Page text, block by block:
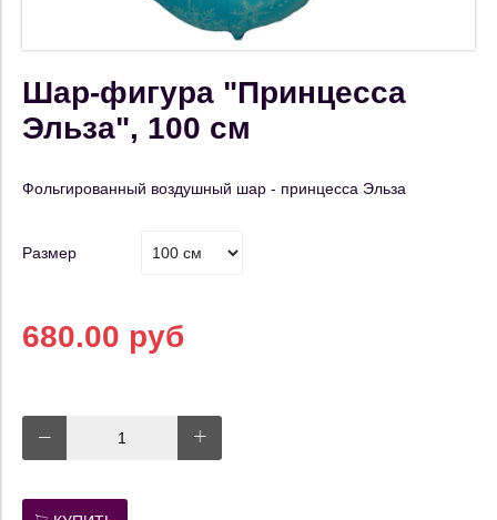
Шар-фигура "Принцесса
Эльза", 100 см
Фольгированный воздушный шар - принцесса Эльза
Размер
680.00 руб